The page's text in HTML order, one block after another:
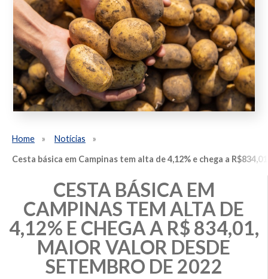
Home
Notícias
Cesta básica em Campinas tem alta de 4,12% e chega a
CESTA BÁSICA EM
CAMPINAS TEM ALTA DE
4,12% E CHEGA A R$ 834,01,
MAIOR VALOR DESDE
SETEMBRO DE 2022